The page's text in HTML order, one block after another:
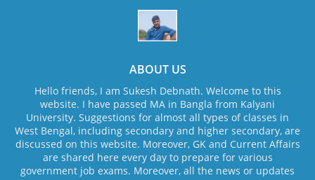
ABOUT US
Hello friends, I am Sukesh Debnath. Welcome to this
website. I have passed MA in Bangla from Kalyani
University. Suggestions for almost all types of classes in
West Bengal, including secondary and higher secondary, are
discussed on this website. Moreover, GK and Current Affairs
are shared here every day to prepare for various
government job exams. Moreover, all the news or updates